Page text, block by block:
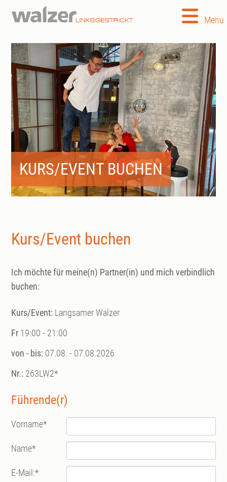
Menu
KURS/EVENT BUCHEN
Kurs/Event buchen
Ich möchte für meine(n) Partner(in) und mich verbindlich
buchen:
Kurs/Event: Langsamer Walzer
Fr 19:00 - 21:00
von - bis: 07.08. - 07.08.2026
Nr.: 263LW2*
Führende(r)
Vorname*
Name*
E-Mail:*